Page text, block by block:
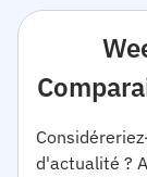
d'actualité ?